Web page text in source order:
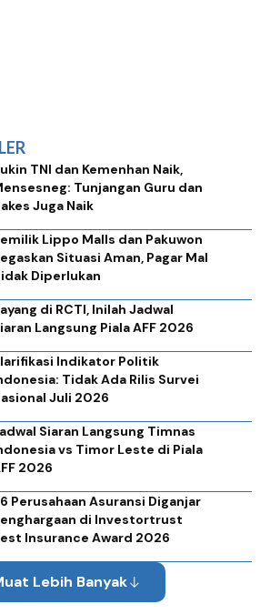
TNI dan Kemenhan Naik,
Tunjangan Guru dan
Juga Naik
Lippo Malls dan Pakuwon
Situasi Aman, Pagar Mal
Diperlukan
di RCTI, Inilah Jadwal
Langsung Piala AFF 2026
Indikator Politik
Tidak Ada Rilis Survei
Juli 2026
Siaran Langsung Timnas
vs Timor Leste di Piala
2026
Perusahaan Asuransi Diganjar
di Investortrust
Insurance Award 2026
Lebih Banyak